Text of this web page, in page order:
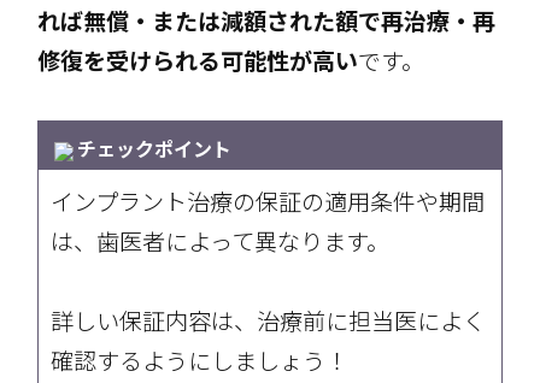
れば無償・または減額された額で再治療・再
修復を受けられる可能性が高いです。
チェックポイント
インプラント治療の保証の適用条件や期間
は、歯医者によって異なります。
詳しい保証内容は、治療前に担当医によく
確認するようにしましょう！